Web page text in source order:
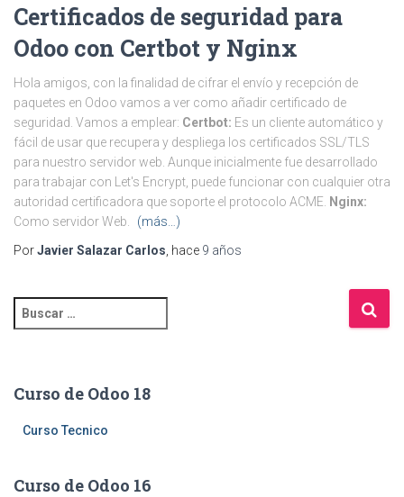
Certificados de seguridad para
Odoo con Certbot y Nginx
Hola amigos, con la finalidad de cifrar el envío y recepción de
paquetes en Odoo vamos a ver como añadir certificado de
seguridad. Vamos a emplear: Certbot: Es un cliente automático y
fácil de usar que recupera y despliega los certificados SSL/TLS
para nuestro servidor web. Aunque inicialmente fue desarrollado
para trabajar con Let's Encrypt, puede funcionar con cualquier otra
autoridad certificadora que soporte el protocolo ACME.
Nginx:
Como servidor Web.
(más…)
PorJavier Salazar Carlos , hace 9 años
u
a
Curso de Odoo 18
Curso Tecnico
Curso de Odoo 16